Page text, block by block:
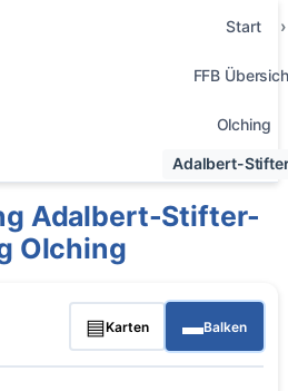
Start
FFB
Olching
Adalbert-
Adalbert-Stifter-
Olching
▤Karten ▬Balken